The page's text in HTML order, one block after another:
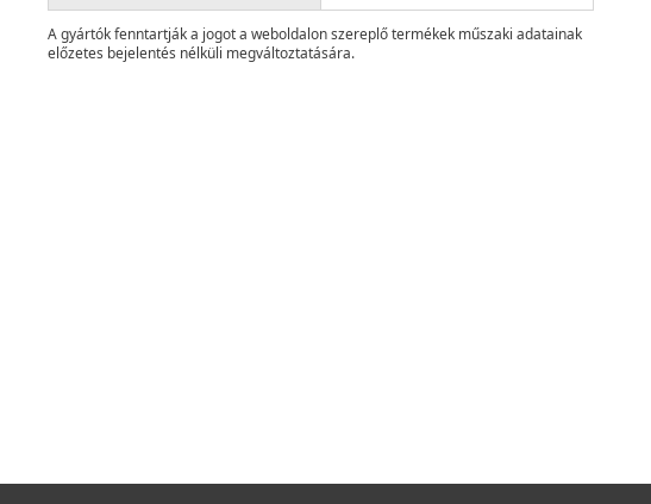
A gyártók fenntartják a jogot a weboldalon szereplő termékek műszaki adatainak
előzetes bejelentés nélküli megváltoztatására.